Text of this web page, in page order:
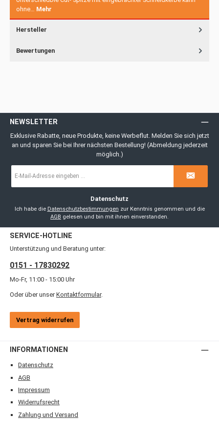
ohne… Mehr
Hersteller
Bewertungen
NEWSLETTER
Exklusive Rabatte, neue Produkte, keine Werbeflut. Melden Sie sich jetzt
an und sparen Sie bei Ihrer nächsten Bestellung! (Abmeldung jederzeit
möglich.)
Mail-
Datenschutz
Ich habe die Datenschutzbestimmungen
zur Kenntnis genommen und die
AGB gelesen und bin mit ihnen einverstanden.
SERVICE-HOTLINE
Unterstützung und Beratung unter:
0151 - 17830292
Mo-Fr, 11:00 - 15:00 Uhr
Oder über unser Kontaktformular.
Vertrag widerrufen
INFORMATIONEN
Datenschutz
AGB
Impressum
Widerrufsrecht
Zahlung und Versand